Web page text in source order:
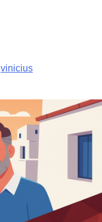
vinicius